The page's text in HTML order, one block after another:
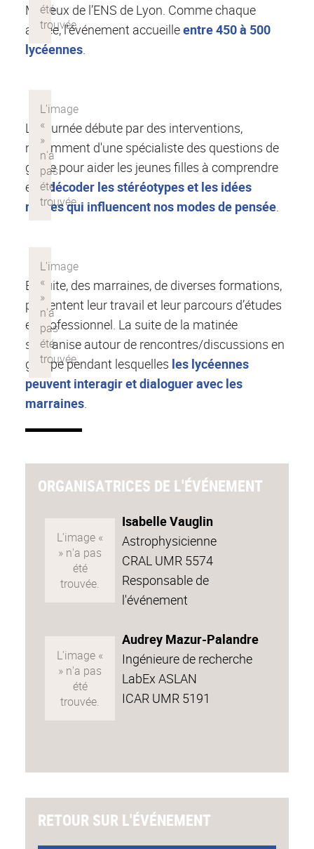
Mérieux de l’ENS de Lyon. Comme chaque
année, l'événement accueilleentre 450 à 500
lycéennes.
La journée débute par des interventions,
notamment d'une spécialiste des questions de
genre pour aider les jeunes filles à comprendre
et àdécoder les stéréotypes et les idées
reçues qui influencent nos modes de pensée.
Ensuite, des marraines, de diverses formations,
présentent leur travail et leur parcours d’études
et professionnel. La suite de la matinée
s’organise autour de rencontres/discussions en
groupe pendant lesquelles les lycéennes
peuvent interagir et dialoguer avec les
marraines.
ORGANISATRICES DE L'ÉVÉNEMENT
Isabelle Vauglin
Astrophysicienne
CRAL UMR 5574
Responsable de
l'événement
Audrey Mazur-Palandre
Ingénieure de recherche
LabEx ASLAN
ICAR UMR 5191
RETOUR SUR L'ÉVÉNEMENT